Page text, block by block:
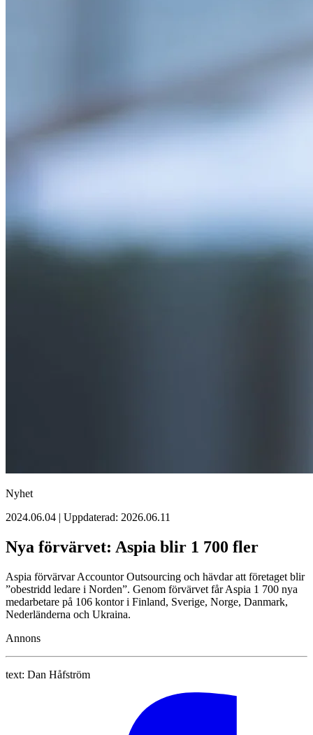
Nyhet
2024.06.04 | Uppdaterad: 2026.06.11
Nya förvärvet: Aspia blir 1 700 fler
Aspia förvärvar Accountor Outsourcing och hävdar att företaget blir
”obestridd ledare i Norden”. Genom förvärvet får Aspia 1 700 nya
medarbetare på 106 kontor i Finland, Sverige, Norge, Danmark,
Nederländerna och Ukraina.
Annons
text: Dan Håfström